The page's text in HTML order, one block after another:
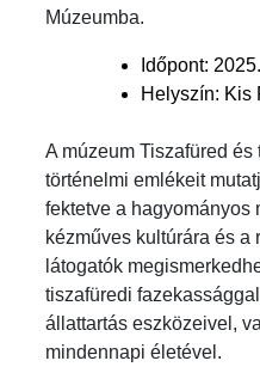
Múzeumba.
Időpont:
Helyszín: Kis
A múzeum Tiszafüred
történelmi emlékeit
fektetve a hagyományos
kézműves kultúrára és a
látogatók
tiszafüredi
állattartás eszközeivel,
mindennapi életével.